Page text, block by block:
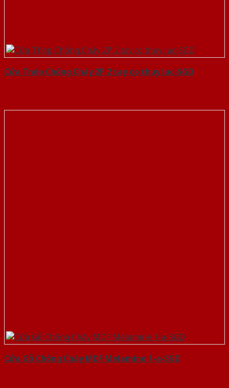
Cửa Thép Chống Cháy 2P 2 tay co thuy luc-SGD
Cửa Gỗ Chống Cháy MDF Melamine 1-a-SGD